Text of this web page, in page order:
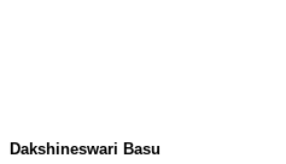
Dakshineswari Basu